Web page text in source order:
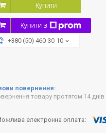
Купити
Купити з
+380 (50) 460-30-10
товару протягом 14 днів